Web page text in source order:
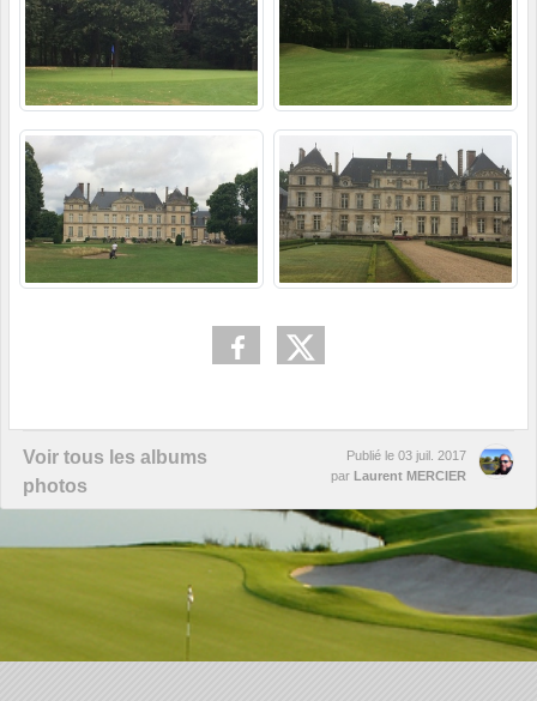
Voir tous les albums
photos
Publié le 03 juil. 2017
par Laurent MERCIER